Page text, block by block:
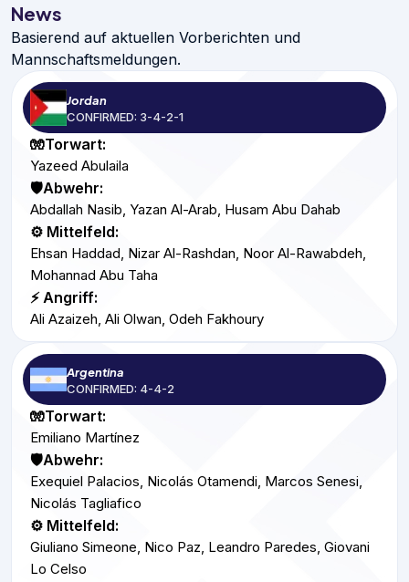
News
Basierend auf aktuellen Vorberichten und
Mannschaftsmeldungen.
Jordan
CONFIRMED: 3-4-2-1
🧤Torwart:
Yazeed Abulaila
🛡️Abwehr:
Abdallah Nasib, Yazan Al-Arab, Husam Abu Dahab
⚙️ Mittelfeld:
Ehsan Haddad, Nizar Al-Rashdan, Noor Al-Rawabdeh,
Mohannad Abu Taha
⚡ Angriff:
Ali Azaizeh, Ali Olwan, Odeh Fakhoury
Argentina
CONFIRMED: 4-4-2
🧤Torwart:
Emiliano Martínez
🛡️Abwehr:
Exequiel Palacios, Nicolás Otamendi, Marcos Senesi,
Nicolás Tagliafico
⚙️ Mittelfeld:
Giuliano Simeone, Nico Paz, Leandro Paredes, Giovani
Lo Celso